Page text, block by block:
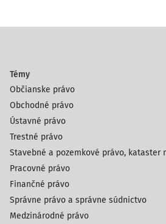
Témy
Občianske právo
Obchodné právo
Ústavné právo
Trestné právo
Stavebné a pozemkové právo, kataster
Pracovné právo
Finančné právo
Správne právo a správne súdnictvo
Medzinárodné právo